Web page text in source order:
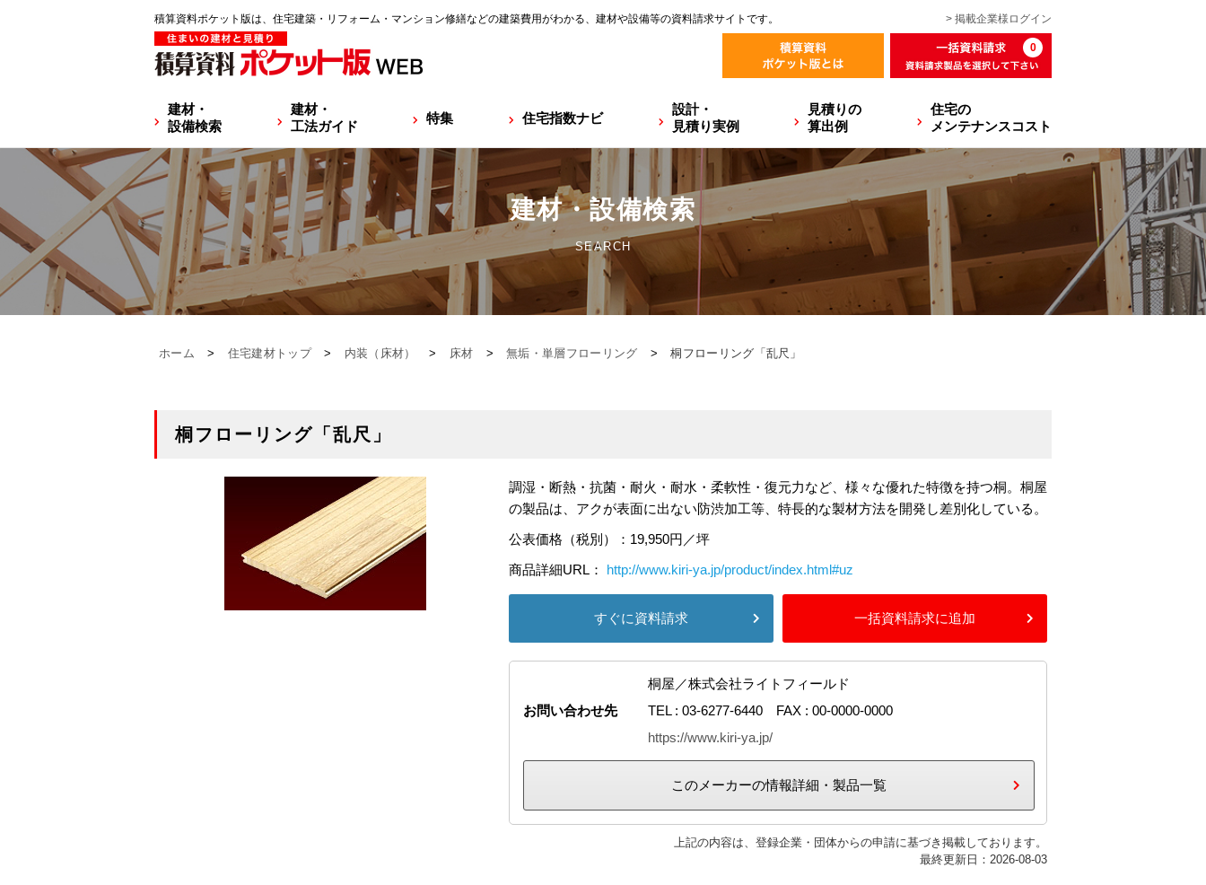
積算資料ポケット版は、住宅建築・リフォーム・マンション修繕などの建築費用がわかる、建材や設備等の資料請求サイトです。 > 掲載企業様 ログイン
0
建材・
設備検索
建材・
工法ガイド
特集 住宅指数ナビ
設計・
見積り実例
見積りの
算出例
住宅の
メンテナンスコスト
建材・設備検索
SEARCH
ホーム > 住宅建材トップ > 内装（床材） > 床材 > 無垢・単層フローリング > 桐フローリング「乱尺」
桐フローリング「乱尺」
調湿・断熱・抗菌・耐火・耐水・柔軟性・復元力など、様々な優れた特徴を持つ桐。桐屋
の製品は、アクが表面に出ない防渋加工等、特長的な製材方法を開発し差別化している。
公表価格（税別）：19,950円／坪
商品詳細URL： http://www.kiri-ya.jp/product/index.html#uz
すぐに資料請求 一括資料請求に追加
お問い合わせ先
桐屋／株式会社ライトフィールド
TEL : 03-6277-6440 FAX : 00-0000-0000
https://www.kiri-ya.jp/
このメーカーの情報詳細・製品一覧
上記の内容は、登録企業・団体からの申請に基づき掲載しております。
最終更新日：2026-08-03